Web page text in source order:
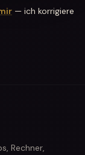
— ich korrigiere
Rechner,